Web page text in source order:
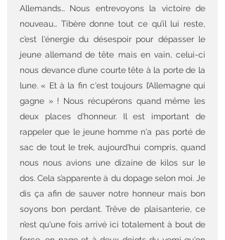
Allemands… Nous entrevoyons la victoire de
nouveau… Tibère donne tout ce qu’il lui reste,
c’est l'énergie du désespoir pour dépasser le
jeune allemand de tête mais en vain, celui-ci
nous devance d’une courte tête à la porte de la
lune. « Et à la fin c'est toujours l’Allemagne qui
gagne » ! Nous récupérons quand même les
deux places d’honneur. Il est important de
rappeler que le jeune homme n'a pas porté de
sac de tout le trek, aujourd'hui compris, quand
nous nous avions une dizaine de kilos sur le
dos. Cela s’apparente à du dopage selon moi. Je
dis ça afin de sauver notre honneur mais bon
soyons bon perdant. Trêve de plaisanterie, ce
n’est qu'une fois arrivé ici totalement à bout de